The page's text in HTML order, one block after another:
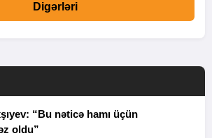
Digərləri
“Bu nəticə hamı üçün
oldu”